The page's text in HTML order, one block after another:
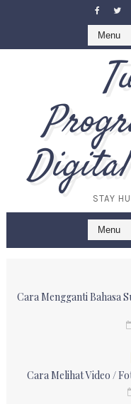
STAY
Cara Mengganti Bahasa
Cara Melihat Video /